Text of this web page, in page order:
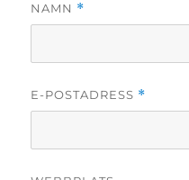
NAMN *
E-POSTADRESS *